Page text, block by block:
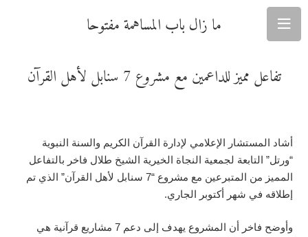
ما زال باب المساهمة مفتوحا
تفاعل مميز للداعمين مع مشروع 7 سنابل لأهل القرآن
أشاد المستشار الإعلامي لإدارة القرآن الكريم والسنة النبوية
“ورتل” التابعة لجمعية النجاة الخيرية الشيخ طلال فاخر بالتفاعل
المميز من المتبرعين مع مشروع “7 سنابل لأهل القرآن” الذي تم
إطلاقه في شهر أكتوبر الجاري.
وأوضح فاخر أن المشروع يهدف إلى دعم 7 مشاريع قرآنية هي